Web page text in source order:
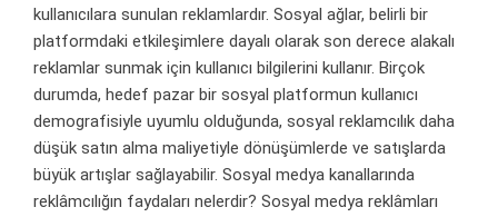
kullanıcılara sunulan reklamlardır. Sosyal ağlar, belirli bir
platformdaki etkileşimlere dayalı olarak son derece alakalı
reklamlar sunmak için kullanıcı bilgilerini kullanır. Birçok
durumda, hedef pazar bir sosyal platformun kullanıcı
demografisiyle uyumlu olduğunda, sosyal reklamcılık daha
düşük satın alma maliyetiyle dönüşümlerde ve satışlarda
büyük artışlar sağlayabilir. Sosyal medya kanallarında
reklâmcılığın faydaları nelerdir? Sosyal medya reklâmları